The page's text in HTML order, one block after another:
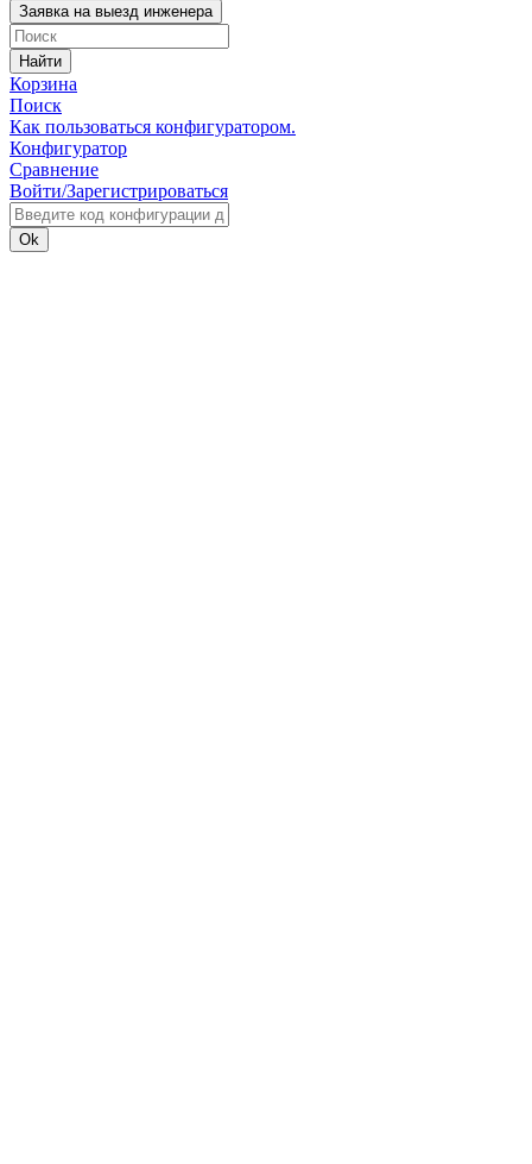
Заявка на выезд инженера
Найти
Корзина
Поиск
Как пользоваться конфигуратором.
Конфигуратор
Сравнение
Войти/Зарегистрироваться
Ok